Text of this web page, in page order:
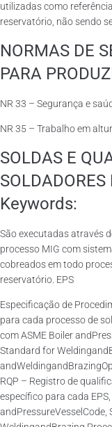
utilizadas como
reservatório, não sendo
NORMAS DE
PARA
NR 33 – Segurança e
NR 35 – Trabalho em
SOLDAS E
Keywords:
São executadas através
processo MIG com
cobreados em todo
reservatório. EPS
Especificação de
para cada processo de
com ASME Boiler
Standard for
RQP – Registro de
específico para cada